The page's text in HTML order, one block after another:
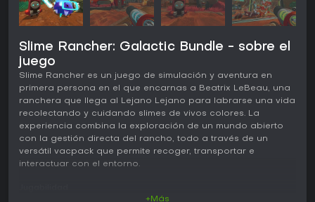
Slime Rancher: Galactic Bundle - sobre el
juego
Slime Rancher es un juego de simulación y aventura en
primera persona en el que encarnas a Beatrix LeBeau, una
ranchera que llega al Lejano Lejano para labrarse una vida
recolectando y cuidando slimes de vivos colores. La
experiencia combina la exploración de un mundo abierto
con la gestión directa del rancho, todo a través de un
versátil vacpack que permite recoger, transportar e
interactuar con el entorno.
+Más